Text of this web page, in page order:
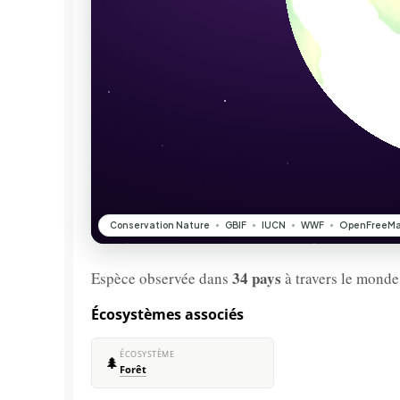
Espèce observée dans 34 pays à travers le
Écosystèmes associés
🌲 ÉCOSYSTÈME
Forêt